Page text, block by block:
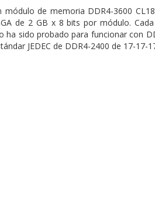
módulo de memoria DDR4-3600
de 2 GB x 8 bits por módulo.
ha sido probado para funcionar con
JEDEC de DDR4-2400 de 17-17-